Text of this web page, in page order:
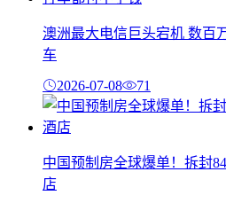
澳洲最大电信巨头宕机 数百
车
2026-07-08 71
中国预制房全球爆单！拆封
店